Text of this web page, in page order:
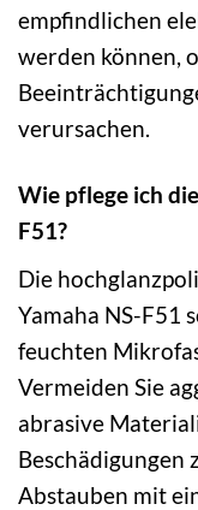
empfindlichen
werden können,
verursachen.
Wie pflege ich
F51?
Die
Yamaha NS-F51
feuchten
Vermeiden Sie
abrasive
Beschädigungen
Abstauben mit